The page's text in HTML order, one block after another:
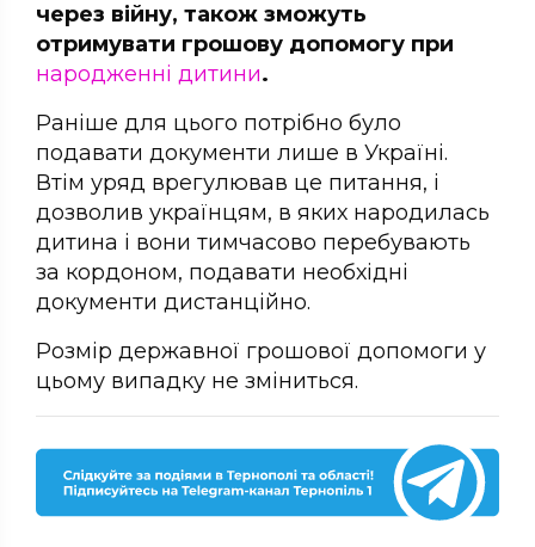
через війну, також зможуть
отримувати грошову допомогу при
народженні дитини.
Раніше для цього потрібно було
подавати документи лише в Україні.
Втім уряд врегулював це питання, і
дозволив українцям, в яких народилась
дитина і вони тимчасово перебувають
за кордоном, подавати необхідні
документи дистанційно.
Розмір державної грошової допомоги у
цьому випадку не зміниться.